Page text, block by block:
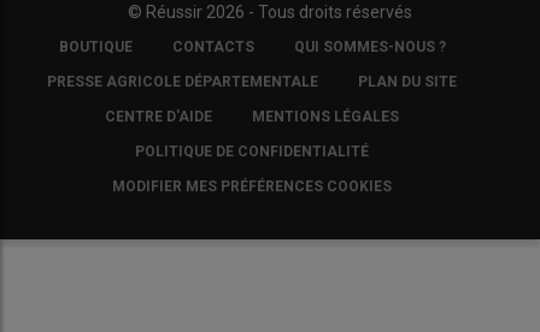
© Réussir 2026 - Tous droits réservés
FOOTER
COPYRIGHT
BOUTIQUE CONTACTS QUI SOMMES-NOUS ?
PRESSE AGRICOLE DÉPARTEMENTALE PLAN DU SITE
CENTRE D'AIDE MENTIONS LÉGALES
POLITIQUE DE CONFIDENTIALITÉ
MODIFIER MES PRÉFÉRENCES COOKIES